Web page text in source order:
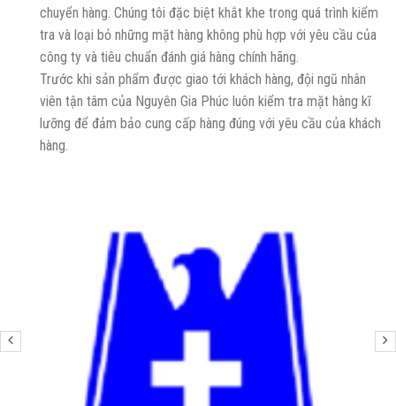
chuyển hàng. Chúng tôi đặc biệt khắt khe trong quá trình kiểm
tra và loại bỏ những mặt hàng không phù hợp với yêu cầu của
công ty và tiêu chuẩn đánh giá hàng chính hãng.
Trước khi sản phẩm được giao tới khách hàng, đội ngũ nhân
viên tận tâm của Nguyên Gia Phúc luôn kiểm tra mặt hàng kĩ
lưỡng để đảm bảo cung cấp hàng đúng với yêu cầu của khách
hàng.